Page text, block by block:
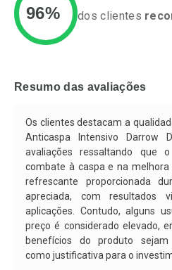
Por R$ 55,19/cada
Comprar sem Desconto
Por R$ 55,19/cada
96% dos clientes
Resumo das avaliações
Os clientes destacam a
Anticaspa Intensivo Darrow
avaliações ressaltando que
combate à caspa e na
refrescante proporcionada
apreciada, com resultados
aplicações. Contudo, alguns
preço é considerado elevado,
benefícios do produto
como justificativa para o